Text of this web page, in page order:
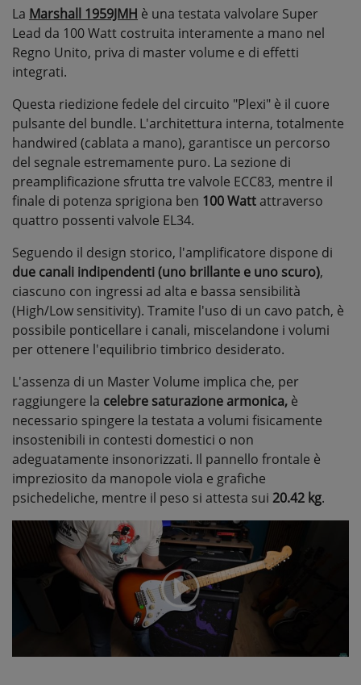
La Marshall 1959JMH è una testata valvolare Super
Lead da 100 Watt costruita interamente a mano nel
Regno Unito, priva di master volume e di effetti
integrati.
Questa riedizione fedele del circuito "Plexi" è il cuore
pulsante del bundle. L'architettura interna, totalmente
handwired (cablata a mano), garantisce un percorso
del segnale estremamente puro. La sezione di
preamplificazione sfrutta tre valvole ECC83, mentre il
finale di potenza sprigiona ben 100 Wattattraverso
quattro possenti valvole EL34.
Seguendo il design storico, l'amplificatore dispone di
due canali indipendenti (uno brillante e uno scuro),
ciascuno con ingressi ad alta e bassa sensibilità
(High/Low sensitivity). Tramite l'uso di un cavo patch, è
possibile ponticellare i canali, miscelandone i volumi
per ottenere l'equilibrio timbrico desiderato.
L'assenza di un Master Volume implica che, per
raggiungere la celebre saturazione armonica, è
necessario spingere la testata a volumi fisicamente
insostenibili in contesti domestici o non
adeguatamente insonorizzati. Il pannello frontale è
impreziosito da manopole viola e grafiche
psichedeliche, mentre il peso si attesta sui 20.42 kg.